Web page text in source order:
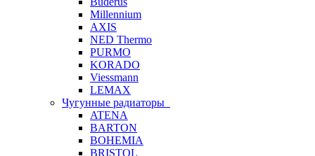
Millennium
AXIS
NED Thermo
PURMO
KORADO
Viessmann
LEMAX
Чугунные радиаторы
ATENA
BARTON
BOHEMIA
BRISTOL